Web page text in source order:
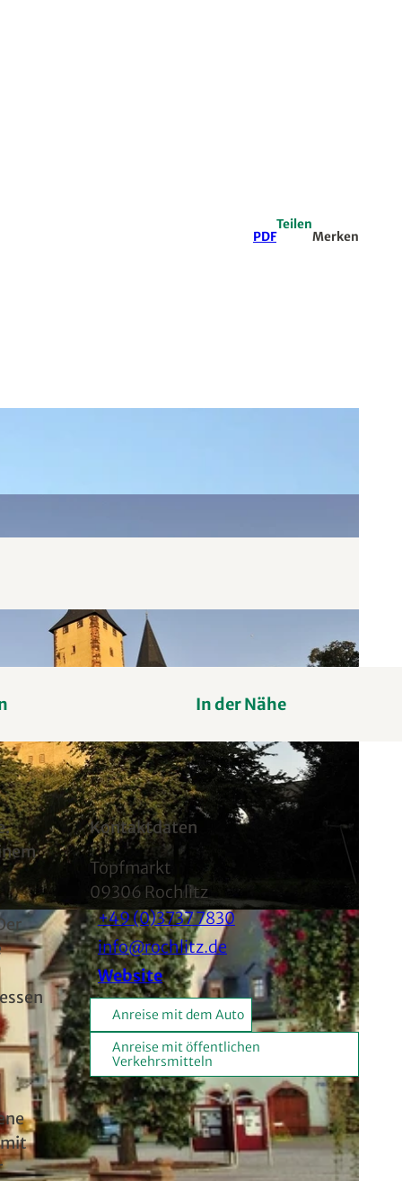
PDF
Teilen
Merken
In der Nähe
mit
Kontaktdaten
Topfmarkt
09306 Rochlitz
+49 (0)3737 7830
info@rochlitz.de
Website
Anreise mit dem Auto
Anreise mit öffentlichen
Verkehrsmitteln